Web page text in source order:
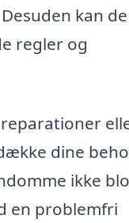
kan de
regler og
dine
ikke
en problemfri